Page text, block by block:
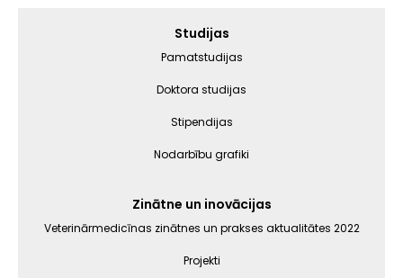
Studijas
Pamatstudijas
Doktora studijas
Stipendijas
Nodarbību grafiki
Zinātne un inovācijas
Veterinārmedicīnas zinātnes un prakses aktualitātes 2022
Projekti